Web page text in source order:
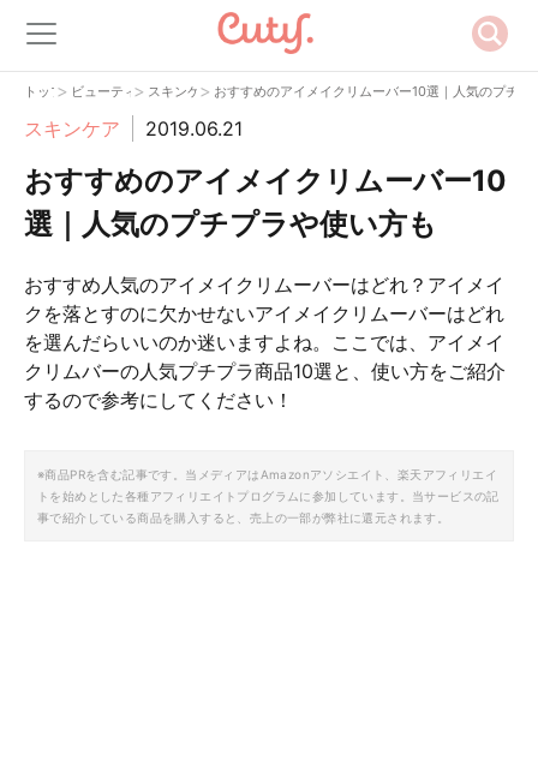
トップ> ビューティー
> スキンケア
> おすすめのアイメイクリムーバー10選｜人気のプチプ
スキンケア 2019.06.21
おすすめのアイメイクリムーバー10
選｜人気のプチプラや使い方も
おすすめ人気のアイメイクリムーバーはどれ？アイメイ
クを落とすのに欠かせないアイメイクリムーバーはどれ
を選んだらいいのか迷いますよね。ここでは、アイメイ
クリムバーの人気プチプラ商品10選と、使い方をご紹介
するので参考にしてください！
※商品PRを含む記事です。当メディアはAmazonアソシエイト、楽天アフィリエイ
トを始めとした各種アフィリエイトプログラムに参加しています。当サービスの記
事で紹介している商品を購入すると、売上の一部が弊社に還元されます。